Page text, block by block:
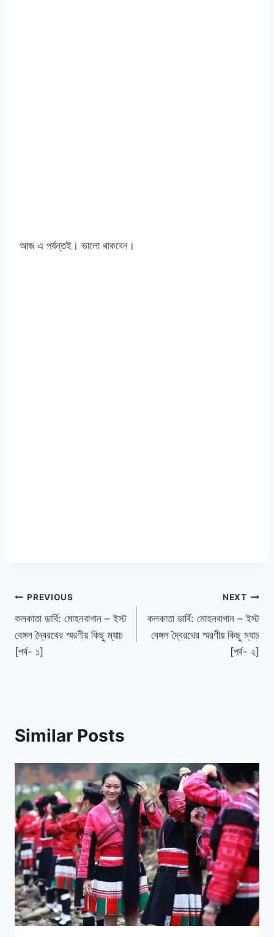
আজ এ পর্যন্তই। ভালো থাকবেন।
পোস্ট
ন্যাভিগেশন
PREVIOUS
কলকাতা ডার্বি: মোহনবাগান – ইস্ট
বেঙ্গল দ্বৈরথের স্মরণীয় কিছু ম্যাচ
[পর্ব- ১]
NEXT
কলকাতা ডার্বি: মোহনবাগান – ইস্ট
বেঙ্গল দ্বৈরথের স্মরণীয় কিছু ম্যাচ
[পর্ব- ২]
Similar Posts